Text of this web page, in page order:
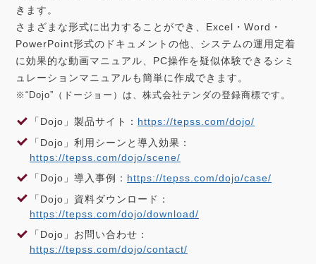
きます。
さまざまな形式に出力することができ、Excel・Word・
PowerPoint形式のドキュメントの他、システムの運用定着
に効果的な動画マニュアル、PC操作を疑似体験できるシミ
ュレーションマニュアルも簡単に作成できます。
※“Dojo”（ドージョー）は、株式会社テンダの登録商標です。
「Dojo」製品サイト： https://tepss.com/dojo/
「Dojo」利用シーンと導入効果：
https://tepss.com/dojo/scene/
「Dojo」導入事例： https://tepss.com/dojo/case/
「Dojo」資料ダウンロード：
https://tepss.com/dojo/download/
「Dojo」お問い合わせ：
https://tepss.com/dojo/contact/